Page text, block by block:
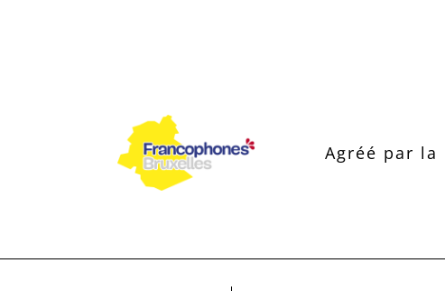
Agréé par la